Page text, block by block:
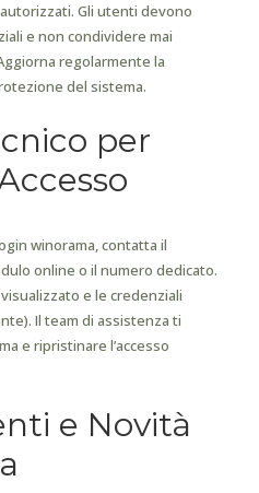
Gli utenti devono
e non condividere mai
regolarmente la
del sistema.
per
winorama, contatta il
online o il numero dedicato.
e le credenziali
Il team di assistenza ti
e ripristinare l’accesso
e Novità